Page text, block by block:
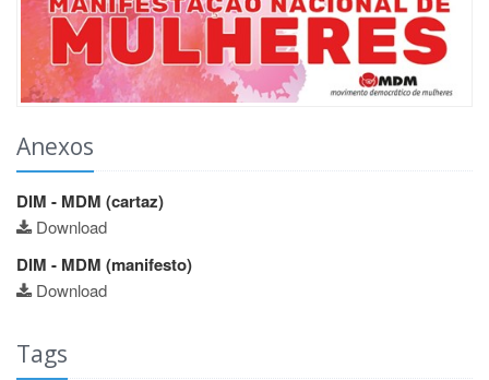
Anexos
DIM - MDM (cartaz)
Download
DIM - MDM (manifesto)
Download
Tags